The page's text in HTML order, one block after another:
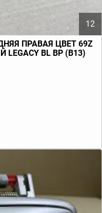
12
ПРАВАЯ ЦВЕТ 69Z
LEGACY BL BP (B13)